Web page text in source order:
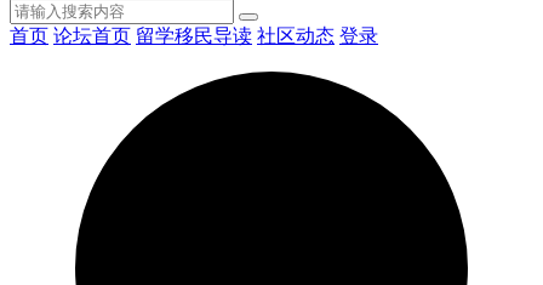
首页 论坛首页 留学移民导读 社区动态 登录